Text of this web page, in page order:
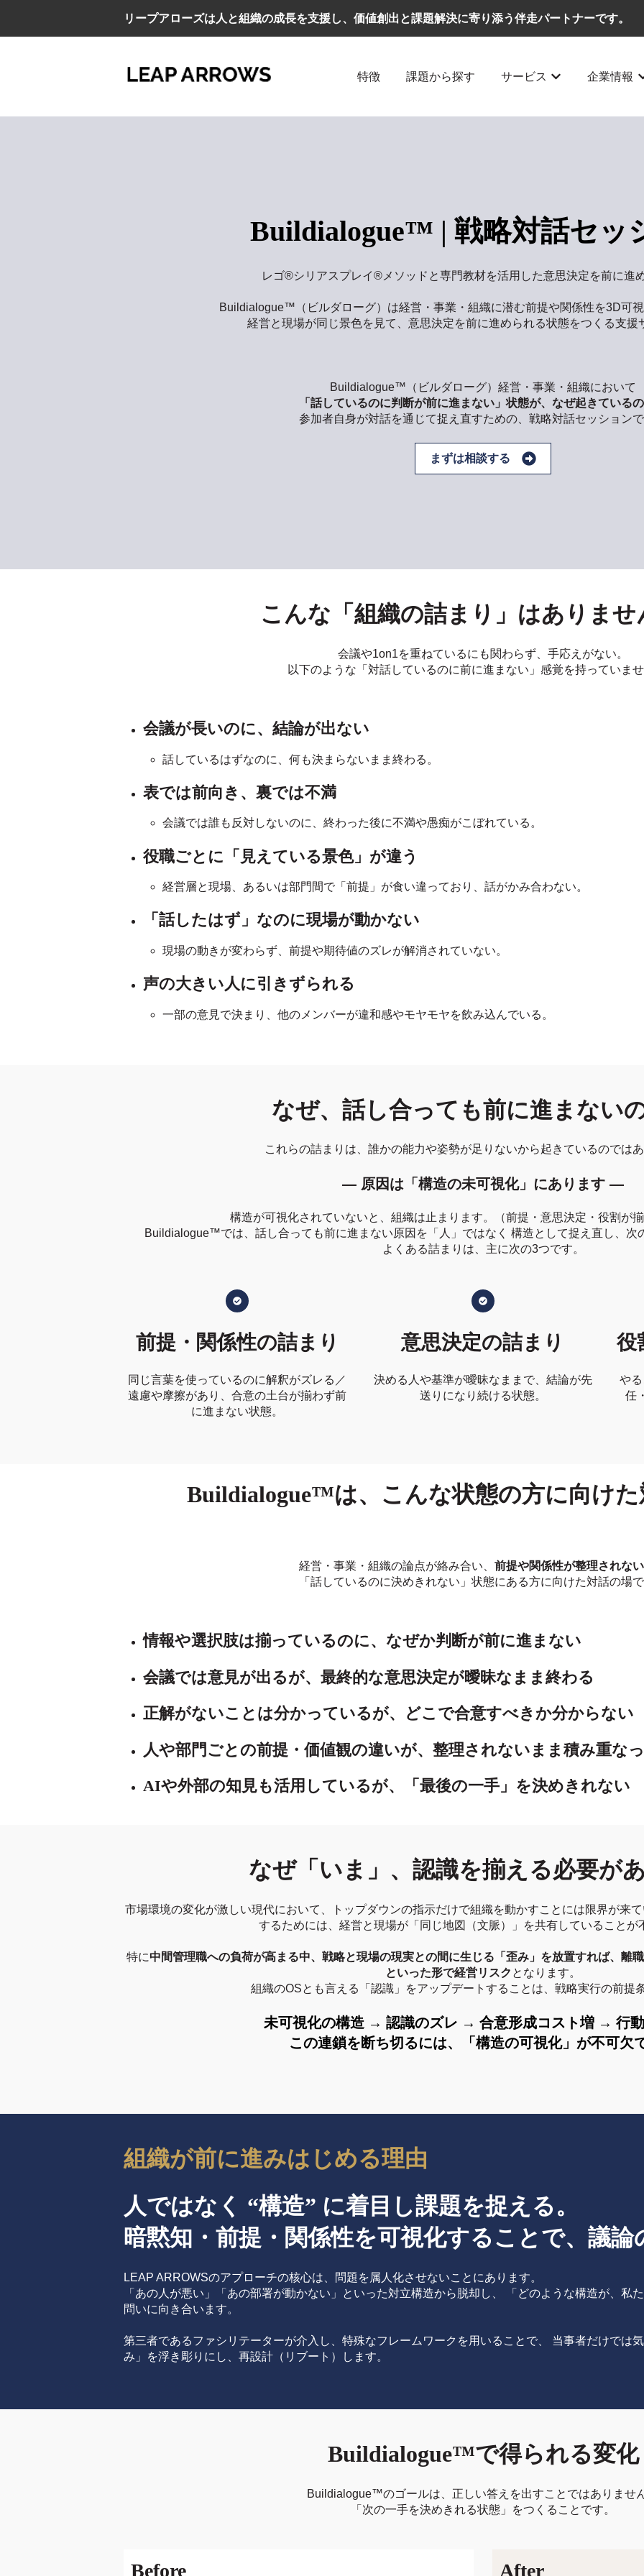
リープアローズは人と組織の成長を支援し、価値創出と課題解決に寄り添う伴走パートナーです。
特徴 課題から探す サービス
サービスのサブ
企業情報
Buildialogue™ | 戦略対話セッ
レゴ®シリアスプレイ®メソッドと専門教材を活用した意思決定を前に進
Buildialogue™（ビルダローグ）は経営・事業・組織に潜む前提や関係性を3D可
経営と現場が同じ景色を見て、意思決定を前に進められる状態をつくる支援
Buildialogue™（ビルダローグ）経営・事業・組織において
「話しているのに判断が前に進まない」状態が、なぜ起きている
参加者自身が対話を通じて捉え直すための、戦略対話セッション
まずは相談する
こんな「組織の詰まり」はありませ
会議や1on1を重ねているにも関わらず、手応えがない。
以下のような「対話しているのに前に進まない」感覚を持っていま
会議が長いのに、結論が出ない
話しているはずなのに、何も決まらないまま終わる。
表では前向き、裏では不満
会議では誰も反対しないのに、終わった後に不満や愚痴がこぼれている。
役職ごとに「見えている景色」が違う
経営層と現場、あるいは部門間で「前提」が食い違っており、話がかみ合わない。
「話したはず」なのに現場が動かない
現場の動きが変わらず、前提や期待値のズレが解消されていない。
声の大きい人に引きずられる
一部の意見で決まり、他のメンバーが違和感やモヤモヤを飲み込んでいる。
なぜ、話し合っても前に進まない
これらの詰まりは、誰かの能力や姿勢が足りないから起きているのでは
― 原因は「構造の未可視化」にあります ―
構造が可視化されていないと、組織は止まります。
（前提・意思決定・役割が
Buildialogue™では、話し合っても前に進まない原因を「人」ではなく 構造として捉え直し、次
よくある詰まりは、主に次の3つです。
前提・関係性の詰まり
同じ言葉を使っているのに解釈がズレる／
遠慮や摩擦があり、合意の土台が揃わず前
に進まない状態。
意思決定の詰まり
決める人や基準が曖昧なままで、結論が先
送りになり続ける状態。
役
や
任
Buildialogue™は、こんな状態の方に向け
経営・事業・組織の論点が絡み合い、 前提や関係性が整理されな
「話しているのに決めきれない」状態にある方に向けた対話の場
情報や選択肢は揃っているのに、なぜか判断が前に進まない
会議では意見が出るが、最終的な意思決定が曖昧なまま終わる
正解がないことは分かっているが、どこで合意すべきか分からない
人や部門ごとの前提・価値観の違いが、整理されないまま積み重な
AIや外部の知見も活用しているが、「最後の一手」を決めきれない
なぜ「いま」、認識を揃える必要が
市場環境の変化が激しい現代において、トップダウンの指示だけで組織を動かすことには限界が来
するためには、経営と現場が「同じ地図（文脈）」を共有していることが
特に中間管理職への負荷が高まる中、戦略と現場の現実との間に生じる「歪み」を放置すれば、離
といった形で経営リスク となります。
組織のOSとも言える「認識」をアップデートすることは、戦略実行の前提
未可視化の構造 → 認識のズレ → 合意形成コスト増 → 行
この連鎖を断ち切るには、「構造の可視化」が不可欠
組織が前に進みはじめる理由
人ではなく “構造” に着目し課題を捉える。
暗黙知・前提・関係性を可視化することで、議
LEAP ARROWSのアプローチの核心は、問題を属人化させないことにあります。
「あの人が悪い」「あの部署が動かない」といった対立構造から脱却し、 「どのような構造が、私
問いに向き合います。
第三者であるファシリテーターが介入し、特殊なフレームワークを用いることで、 当事者だけでは
み」を浮き彫りにし、再設計（リブート）します。
Buildialogue™で得られる変化
Buildialogue™のゴールは、正しい答えを出すことではありませ
「次の一手を決めきれる状態」をつくることです。
Before After